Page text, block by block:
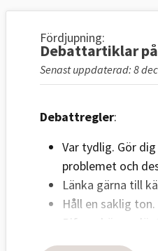
Fördjupning:
Debattartiklar
Senast uppdaterad: 8
Debattregler:
Var tydlig. Gör
problemet och
Länka gärna till
Håll en saklig ton.
Bifoga
pixlar) på